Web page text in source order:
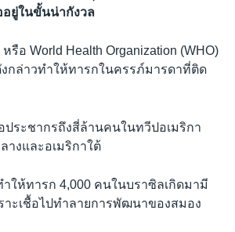
อยู่ในขั้นน่ากังวล
รือ World Health Organization (WHO)
กล่าวทำให้ทารกในครรภ์มารดาที่ติด
ประชากรถึงสี่ล้านคนในทวีปอเมริกา
างและอเมริกาใต้
ำให้ทารก 4,000 คนในบราซิลเกิดมามี
าะเชื้อไปทำลายการพัฒนาของสมอง